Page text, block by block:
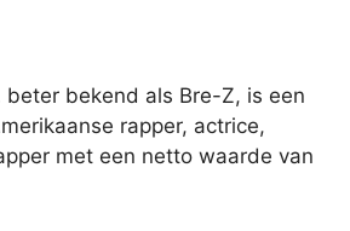
beter bekend als Bre-Z, is een
rapper, actrice,
met een netto waarde van